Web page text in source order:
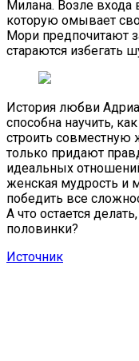
Милана. Возле входа
которую омывает
Мори предпочитают
стараются избегать
История любви
способна научить,
строить совместную
только придают
идеальных
женская мудрость и
победить все
А что остается
половинки?
Источник